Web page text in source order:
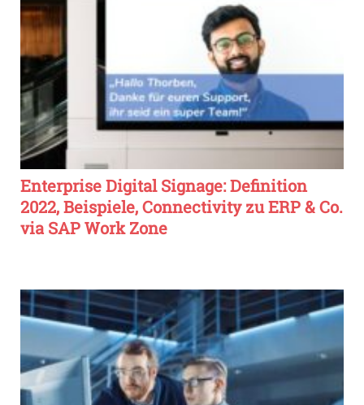
Enterprise Digital Signage: Definition
2022, Beispiele, Connectivity zu ERP & Co.
via SAP Work Zone